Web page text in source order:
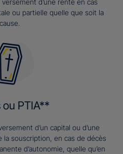
d’une rente en cas
ou partielle quelle que soit la
cause.
ou PTIA**
d’un capital ou d’une
souscription, en cas de décès
d’autonomie, quelle qu’en